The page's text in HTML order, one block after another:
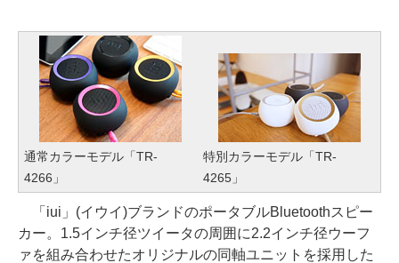
通常カラーモデル「TR-
4266」
特別カラーモデル「TR-
4265」
「iui」(イウイ)ブランドのポータブルBluetoothスピー
カー。1.5インチ径ツイータの周囲に2.2インチ径ウーフ
ァを組み合わせたオリジナルの同軸ユニットを採用した